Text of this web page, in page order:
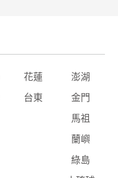
花蓮 澎湖
台東 金門
馬祖
蘭嶼
綠島